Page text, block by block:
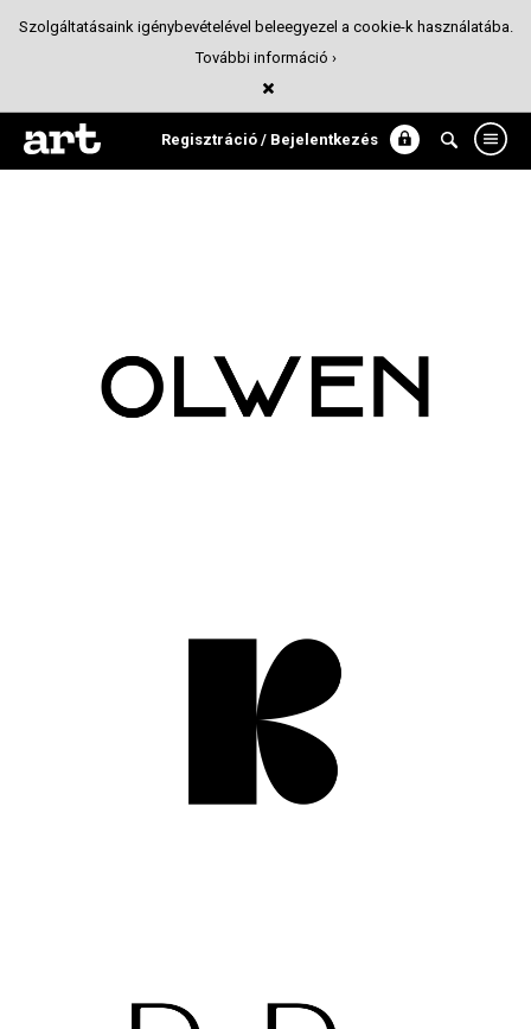
Regisztráció / Bejelentkezés
Logótípiák és monogrammok
Tipográfia
Szolgáltatásaink igénybevételével beleegyezel a cookie-k használatába.
További információ ›